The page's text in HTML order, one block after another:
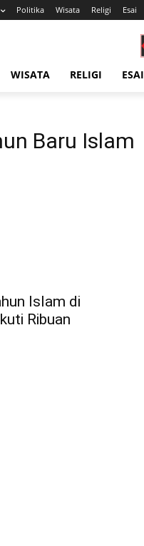
Politika Wisata Religi Esai
WISATA RELIGI ESAI
Baru Islam
Islam di
Ribuan